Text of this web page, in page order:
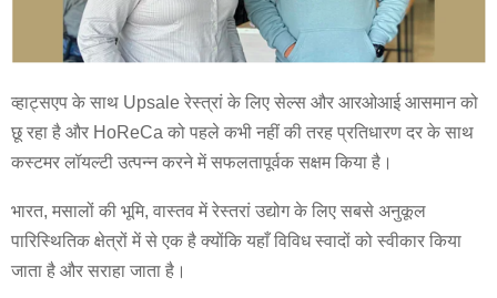
व्हाट्सएप के साथ Upsale रेस्त्रां के लिए सेल्स और आरओआई आसमान को
छू रहा है और HoReCa को पहले कभी नहीं की तरह प्रतिधारण दर के साथ
कस्टमर लॉयल्टी उत्पन्न करने में सफलतापूर्वक सक्षम किया है।
भारत, मसालों की भूमि, वास्तव में रेस्तरां उद्योग के लिए सबसे अनुकूल
पारिस्थितिक क्षेत्रों में से एक है क्योंकि यहाँ विविध स्वादों को स्वीकार किया
जाता है और सराहा जाता है।